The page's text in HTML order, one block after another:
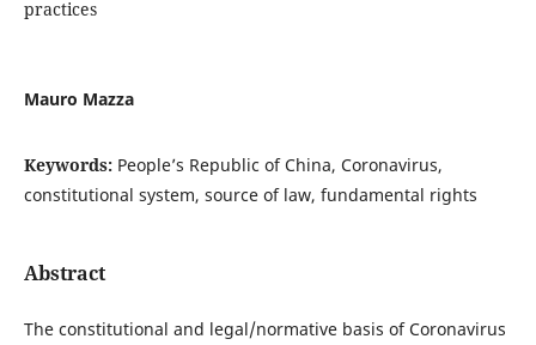
practices
Mauro Mazza
Keywords: People’s Republic of China, Coronavirus,
constitutional system, source of law, fundamental rights
Abstract
The constitutional and legal/normative basis of Coronavirus